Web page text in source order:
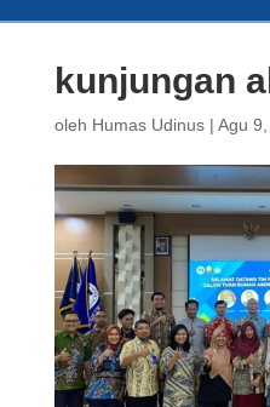
kunjungan
oleh Humas Udinus| Agu